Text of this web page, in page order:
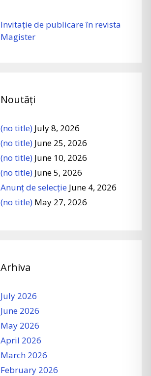
Invitație de publicare în revista
Magister
Noutăți
(no title) July 8, 2026
(no title) June 25, 2026
(no title) June 10, 2026
(no title) June 5, 2026
Anunț de selecție June 4, 2026
(no title) May 27, 2026
Arhiva
July 2026
June 2026
May 2026
April 2026
March 2026
February 2026